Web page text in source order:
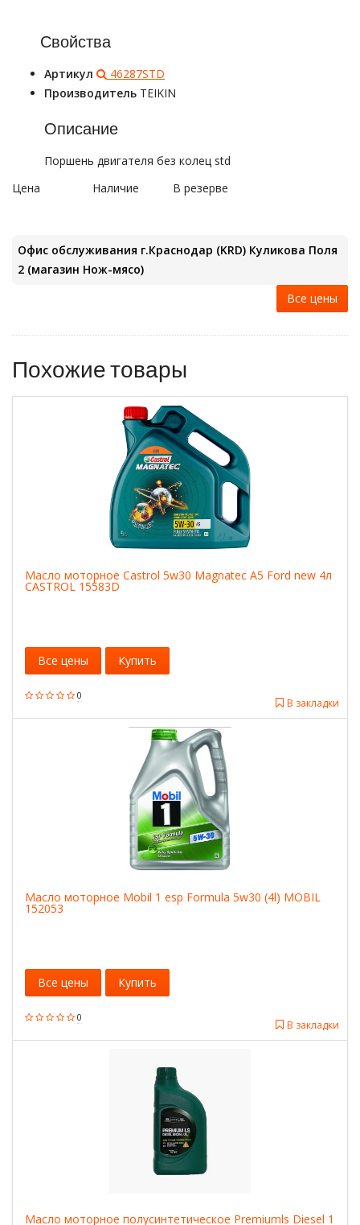
Свойства
Артикул
46287STD
Производитель TEIKIN
Описание
Поршень двигателя без колец std
Цена
Наличие В резерве
Офис обслуживания г.Краснодар (KRD) Куликова Поля
2 (магазин Нож-мясо)
Все цены
Похожие товары
Масло моторное Castrol 5w30 Magnatec A5 Ford new 4л
CASTROL 15583D
0
В закладки
Все цены Купить
Масло моторное Mobil 1 esp Formula 5w30 (4l) MOBIL
152053
0
В закладки
Все цены Купить
Масло моторное полусинтетическое Premiumls Diesel 1